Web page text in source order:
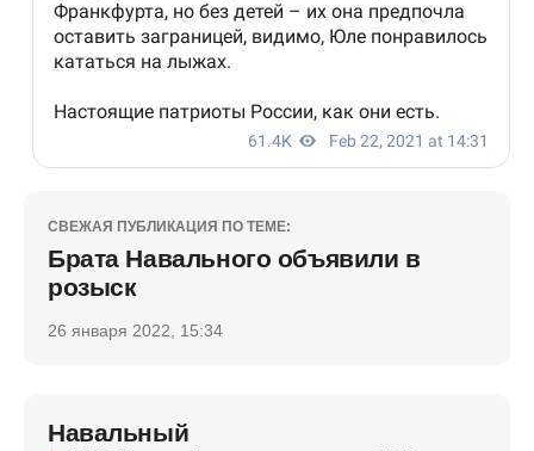
СВЕЖАЯ ПУБЛИКАЦИЯ ПО ТЕМЕ:
Брата Навального объявили в
розыск
26 января 2022, 15:34
Навальный